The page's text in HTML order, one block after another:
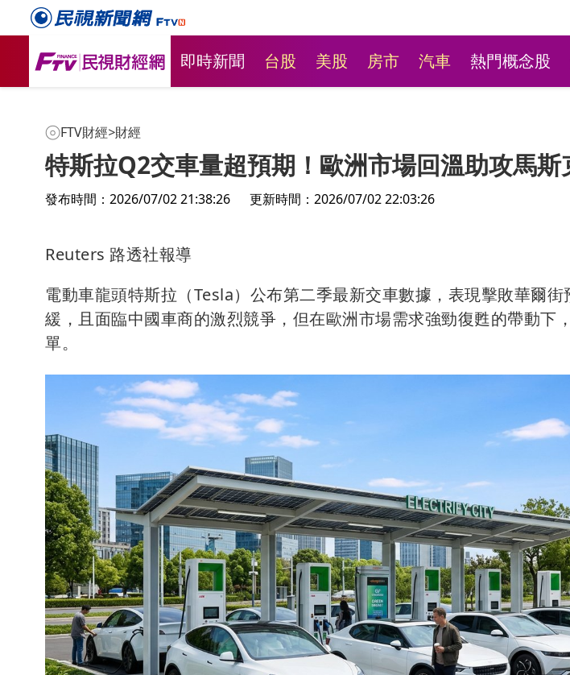
即時新聞 台股 美股 房市 汽車 熱門概念股
FTV財經>財經
特斯拉Q2交車量超預期！歐洲市場回溫助攻馬斯
發布時間：2026/07/02 21:38:26 更新時間：2026/07/02 22:03:26
Reuters 路透社報導
電動車龍頭特斯拉（Tesla）公布第二季最新交車數據，表現擊敗華爾
緩，且面臨中國車商的激烈競爭，但在歐洲市場需求強勁復甦的帶動下
單。
不